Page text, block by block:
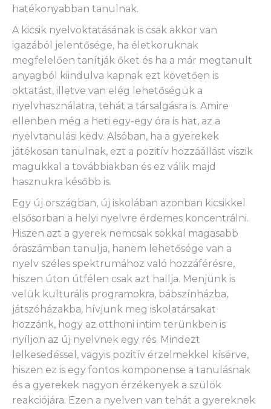
hatékonyabban tanulnak.
A kicsik nyelvoktatásának is csak akkor van
igazából jelentősége, ha életkoruknak
megfelelően tanítják őket és ha a már megtanult
anyagból kiindulva kapnak ezt követően is
oktatást, illetve van elég lehetőségük a
nyelvhasználatra, tehát a társalgásra is. Amire
ellenben még a heti egy-egy óra is hat, az a
nyelvtanulási kedv. Alsóban, ha a gyerekek
játékosan tanulnak, ezt a pozitív hozzáállást viszik
magukkal a továbbiakban és ez válik majd
hasznukra később is.
Egy új országban, új iskolában azonban kicsikkel
elsősorban a helyi nyelvre érdemes koncentrálni.
Hiszen azt a gyerek nemcsak sokkal magasabb
óraszámban tanulja, hanem lehetősége van a
nyelv széles spektrumához való hozzáférésre,
hiszen úton útfélen csak azt hallja. Menjünk is
velük kulturális programokra, bábszínházba,
játszóházakba, hívjunk meg iskolatársakat
hozzánk, hogy az otthoni intim terünkben is
nyíljon az új nyelvnek egy rés. Mindezt
lelkesedéssel, vagyis pozitív érzelmekkel kísérve,
hiszen ez is egy fontos komponense a tanulásnak
és a gyerekek nagyon érzékenyek a szülök
reakciójára. Ezen a nyelven van tehát a gyereknek